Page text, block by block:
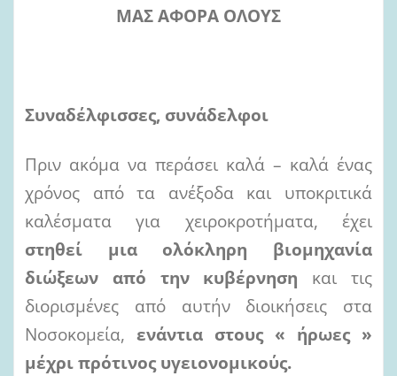
ΜΑΣ ΑΦΟΡΑ ΟΛΟΥΣ
Συναδέλφισσες, συνάδελφοι
Πριν ακόμα να περάσει καλά – καλά ένας
χρόνος από τα ανέξοδα και υποκριτικά
καλέσματα για χειροκροτήματα, έχει
στηθεί μια ολόκληρη βιομηχανία
διώξεων από την κυβέρνηση και τις
διορισμένες από αυτήν διοικήσεις στα
Νοσοκομεία, ενάντια στους « ήρωες »
μέχρι πρότινος υγειονομικούς.